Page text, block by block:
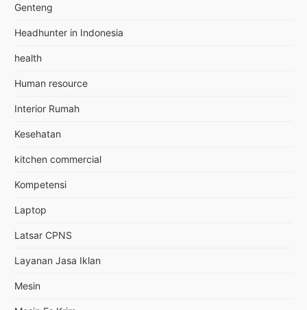
Genteng
Headhunter in Indonesia
health
Human resource
Interior Rumah
Kesehatan
kitchen commercial
Kompetensi
Laptop
Latsar CPNS
Layanan Jasa Iklan
Mesin